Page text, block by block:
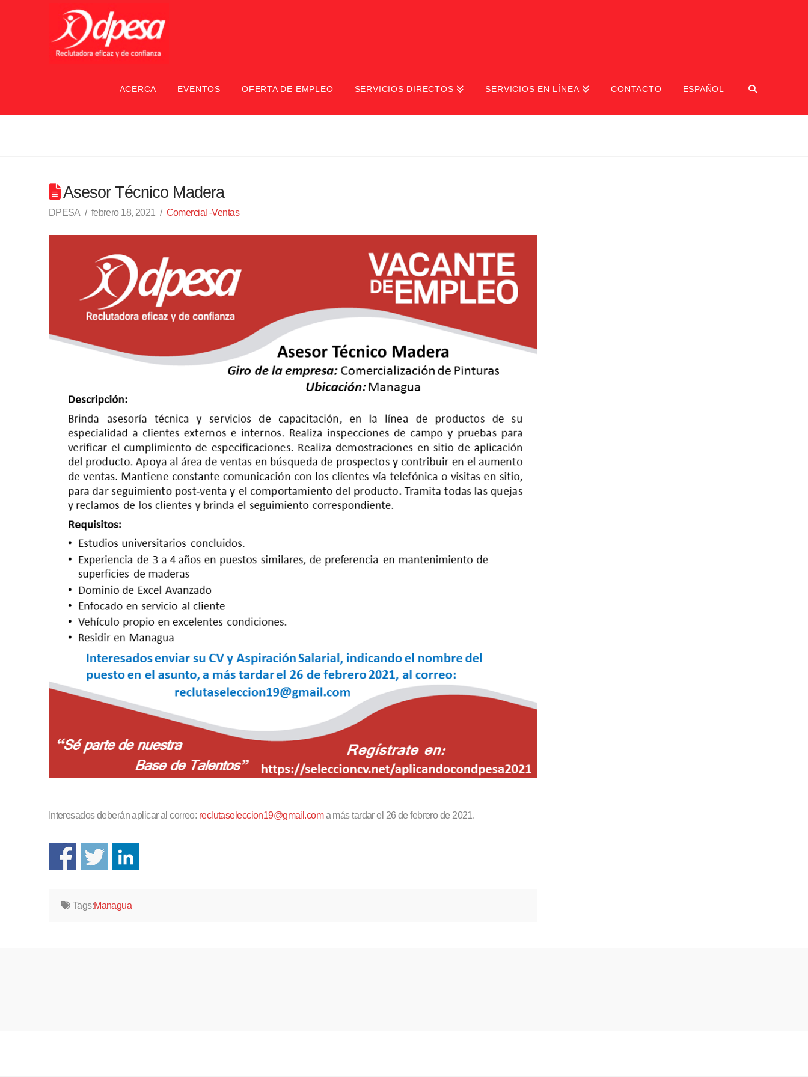
ACERCA EVENTOS OFERTA DE EMPLEO SERVICIOS DIRECTOS SERVICIOS EN LÍNEA CONTACTO ESPAÑOL
Asesor Técnico Madera
DPESA febrero 18, 2021 Comercial -Ventas
Interesados deberán aplicar al correo: reclutaseleccion19@gmail.coma más tardar el 26 de febrero de 2021.
Tags:Managua